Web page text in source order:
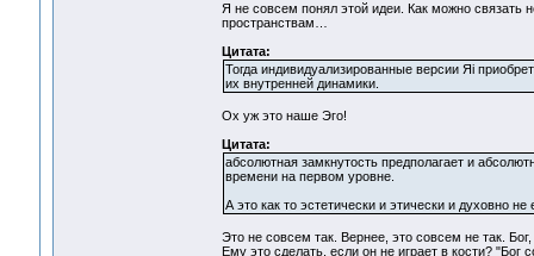
Я не совсем понял этой идеи. Как можно связать
пространствам…
Цитата:
Тогда индивидуализированные версии Яi
их внутренней динамики.
Ох уж это наше Эго!
Цитата:
абсолютная замкнутость предполагает и
времени на первом уровне.
А это как то эстетически и этически и духовно не
Это не совсем так. Вернее, это совсем не так.
Ему это сделать, если он не играет в кости?